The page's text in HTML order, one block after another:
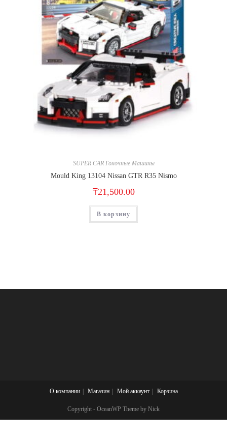
SUPER CAR Гоночные Машины
Mould King 13104 Nissan GTR R35 Nismo
₸21,500.00
В корзину
О компании Магазин Мой аккаунт Корзина
Copyright - OceanWP Theme by Nick